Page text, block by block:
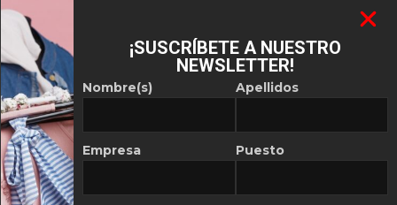
¡SUSCRÍBETE A NUESTRO
NEWSLETTER!
Nombre(s)
Empresa
Apellidos
Puesto